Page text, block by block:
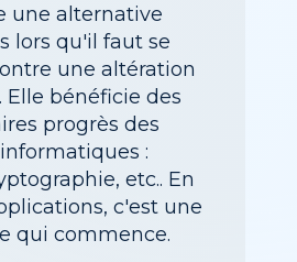
une alternative
lors qu'il faut se
une altération
Elle bénéficie des
progrès des
:
etc.. En
c'est une
qui commence.